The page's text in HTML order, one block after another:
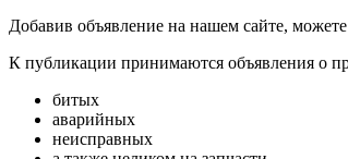
Добавив объявление на нашем сайте,
К публикации принимаются объявления о
битых
аварийных
неисправных